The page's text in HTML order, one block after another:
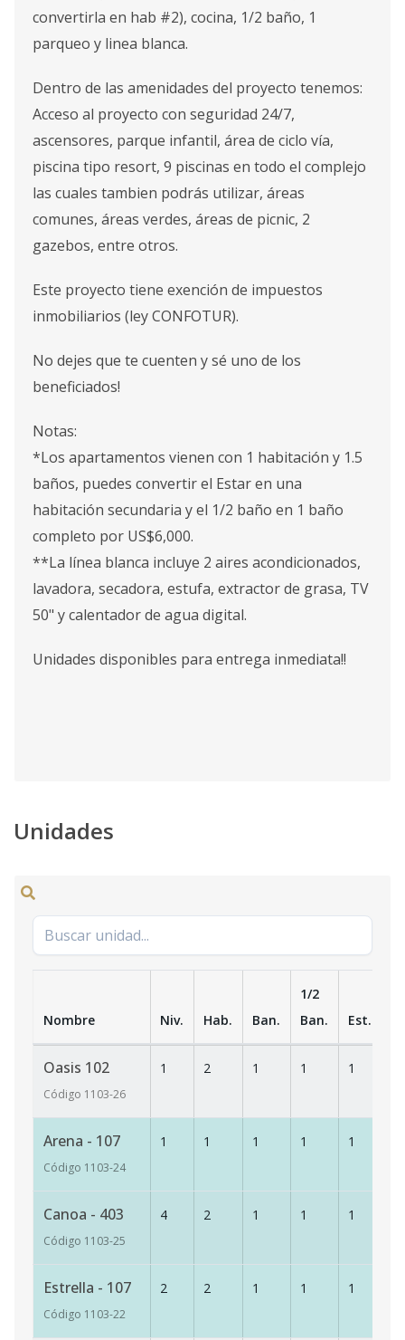
convertirla en hab #2), cocina, 1/2 baño, 1
parqueo y linea blanca.
Dentro de las amenidades del proyecto tenemos:
Acceso al proyecto con seguridad 24/7,
ascensores, parque infantil, área de ciclo vía,
piscina tipo resort, 9 piscinas en todo el complejo
las cuales tambien podrás utilizar, áreas
comunes, áreas verdes, áreas de picnic, 2
gazebos, entre otros.
Este proyecto tiene exención de impuestos
inmobiliarios (ley CONFOTUR).
No dejes que te cuenten y sé uno de los
beneficiados!
Notas:
*Los apartamentos vienen con 1 habitación y 1.5
baños, puedes convertir el Estar en una
habitación secundaria y el 1/2 baño en 1 baño
completo por US$6,000.
**La línea blanca incluye 2 aires acondicionados,
lavadora, secadora, estufa, extractor de grasa, TV
50" y calentador de agua digital.
Unidades disponibles para entrega inmediata!!
Unidades
Nombre Niv. Hab. Ban.
1/2
Ban.
Est.
Oasis 102
Código 1103-26
1 2 1 1 1
Arena - 107
Código 1103-24
1 1 1 1 1
Canoa - 403
Código 1103-25
4 2 1 1 1
Estrella - 107
Código 1103-22
2 2 1 1 1